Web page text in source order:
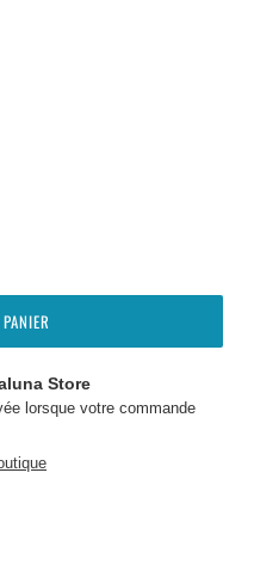
Store
lorsque votre commande